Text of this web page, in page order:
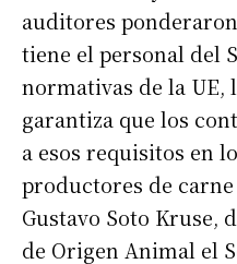
auditores
tiene el personal del
normativas de la UE,
garantiza que los
a esos requisitos en
productores de
Gustavo Soto Kruse,
de Origen Animal el